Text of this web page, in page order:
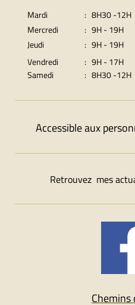
Mardi
: 8H30 -12H
Mercredi
: 9H - 19H
Jeudi
: 9H - 19H
Vendredi
Samedi
: 9H - 17H
: 8H30 -12H
Accessible aux
Retrouvez mes